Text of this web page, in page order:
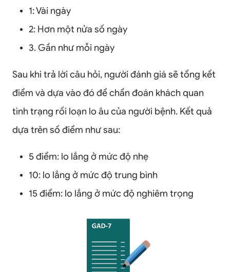
1: Vài ngày
2: Hơn một nửa số ngày
3. Gần như mỗi ngày
Sau khi trả lời câu hỏi, người đánh giá sẽ tổng kết
điểm và dựa vào đó để chẩn đoán khách quan
tình trạng rối loạn lo âu của người bệnh. Kết quả
dựa trên số điểm như sau:
5 điểm: lo lắng ở mức độ nhẹ
10: lo lắng ở mức độ trung bình
15 điểm: lo lắng ở mức độ nghiêm trọng